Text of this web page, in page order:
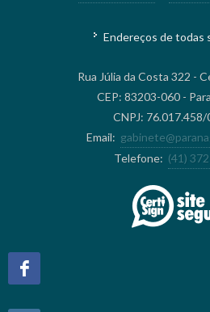
Endereços de todas
Rua Júlia da Costa 322 -
CEP: 83203-060 -
CNPJ:
Email:
Telefone: (41)